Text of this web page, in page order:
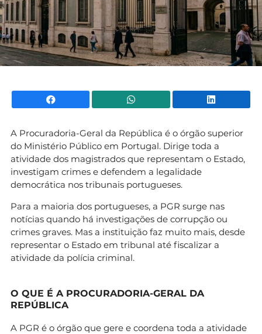
Facebook WhatsApp
A Procuradoria-Geral da República é o órgão superior
do Ministério Público em Portugal. Dirige toda a
atividade dos magistrados que representam o Estado,
investigam crimes e defendem a legalidade
democrática nos tribunais portugueses.
Para a maioria dos portugueses, a PGR surge nas
notícias quando há investigações de corrupção ou
crimes graves. Mas a instituição faz muito mais, desde
representar o Estado em tribunal até fiscalizar a
atividade da polícia criminal.
O QUE É A PROCURADORIA-GERAL DA
REPÚBLICA
A PGR é o órgão que gere e coordena toda a atividade